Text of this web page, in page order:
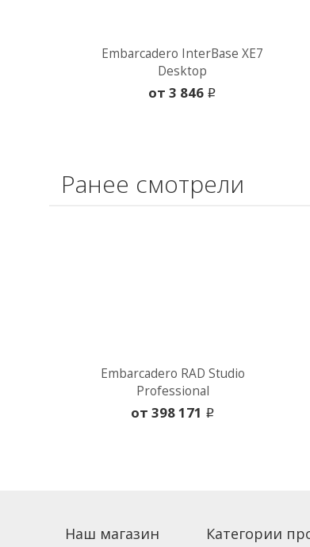
Embarcadero InterBase XE7
Desktop
oт 3 846 i
Ранее смотрели
Embarcadero RAD Studio
Professional
oт 398 171 i
Наш магазин Категории